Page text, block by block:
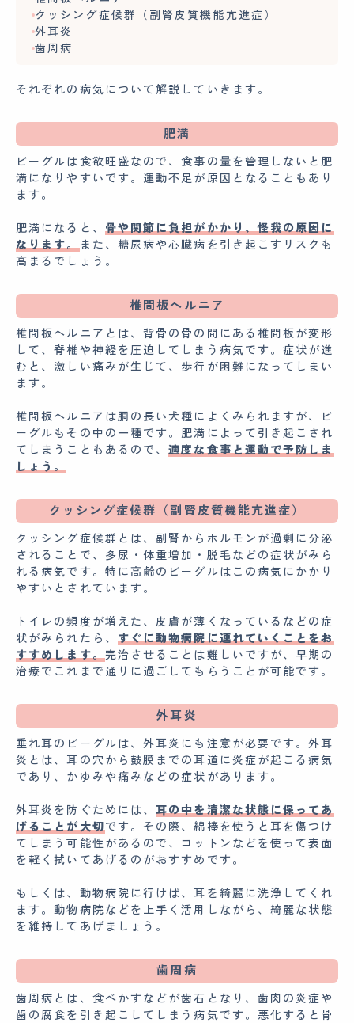
クッシング症候群（副腎皮質機能亢進症）
外耳炎
歯周病
それぞれの病気について解説していきます。
肥満
ビーグルは食欲旺盛なので、食事の量を管理しないと肥
満になりやすいです。運動不足が原因となることもあり
ます。
肥満になると、 骨や関節に負担がかかり、怪我の原因に
なります。また、糖尿病や心臓病を引き起こすリスクも
高まるでしょう。
椎間板ヘルニア
椎間板ヘルニアとは、背骨の骨の間にある椎間板が変形
して、脊椎や神経を圧迫してしまう病気です。症状が進
むと、激しい痛みが生じて、歩行が困難になってしまい
ます。
椎間板ヘルニアは胴の長い犬種によくみられますが、ビ
ーグルもその中の一種です。肥満によって引き起こされ
てしまうこともあるので、適度な食事と運動で予防しま
しょう。
クッシング症候群（副腎皮質機能亢進症）
クッシング症候群とは、副腎からホルモンが過剰に分泌
されることで、多尿・体重増加・脱毛などの症状がみら
れる病気です。特に高齢のビーグルはこの病気にかかり
やすいとされています。
トイレの頻度が増えた、皮膚が薄くなっているなどの症
状がみられたら、 すぐに動物病院に連れていくことをお
すすめします。完治させることは難しいですが、早期の
治療でこれまで通りに過ごしてもらうことが可能です。
外耳炎
垂れ耳のビーグルは、外耳炎にも注意が必要です。外耳
炎とは、耳の穴から鼓膜までの耳道に炎症が起こる病気
であり、かゆみや痛みなどの症状があります。
外耳炎を防ぐためには、耳の中を清潔な状態に保ってあ
げることが大切です。その際、綿棒を使うと耳を傷つけ
てしまう可能性があるので、コットンなどを使って表面
を軽く拭いてあげるのがおすすめです。
もしくは、動物病院に行けば、耳を綺麗に洗浄してくれ
ます。動物病院などを上手く活用しながら、綺麗な状態
を維持してあげましょう。
歯周病
歯周病とは、食べかすなどが歯石となり、歯肉の炎症や
歯の腐食を引き起こしてしまう病気です。悪化すると骨